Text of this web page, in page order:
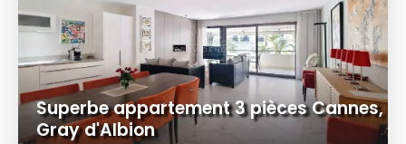
Superbe appartement 3 pièces Cannes,
Gray d'Albion